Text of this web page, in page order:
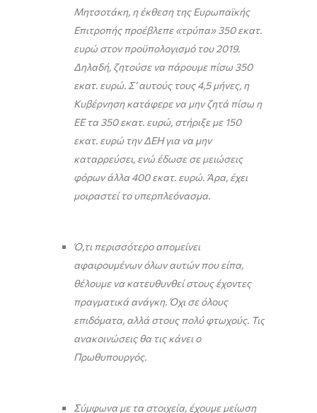
Μητσοτάκη, η έκθεση της Ευρωπαϊκής
Επιτροπής προέβλεπε «τρύπα» 350 εκατ.
ευρώ στον προϋπολογισμό του 2019.
Δηλαδή, ζητούσε να πάρουμε πίσω 350
εκατ. ευρώ. Σ’ αυτούς τους 4,5 μήνες, η
Κυβέρνηση κατάφερε να μην ζητά πίσω η
ΕΕ τα 350 εκατ. ευρώ, στήριξε με 150
εκατ. ευρώ την ΔΕΗ για να μην
καταρρεύσει, ενώ έδωσε σε μειώσεις
φόρων άλλα 400 εκατ. ευρώ. Άρα, έχει
μοιραστεί το υπερπλεόνασμα.
Ό,τι περισσότερο απομείνει
αφαιρουμένων όλων αυτών που είπα,
θέλουμε να κατευθυνθεί στους έχοντες
πραγματικά ανάγκη. Όχι σε όλους
επιδόματα, αλλά στους πολύ φτωχούς. Τις
ανακοινώσεις θα τις κάνει ο
Πρωθυπουργός.
Σύμφωνα με τα στοιχεία, έχουμε μείωση